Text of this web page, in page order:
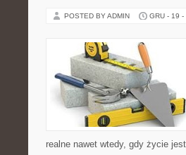
POSTED BY ADMIN GRU - 19 -
realne nawet wtedy, gdy życie